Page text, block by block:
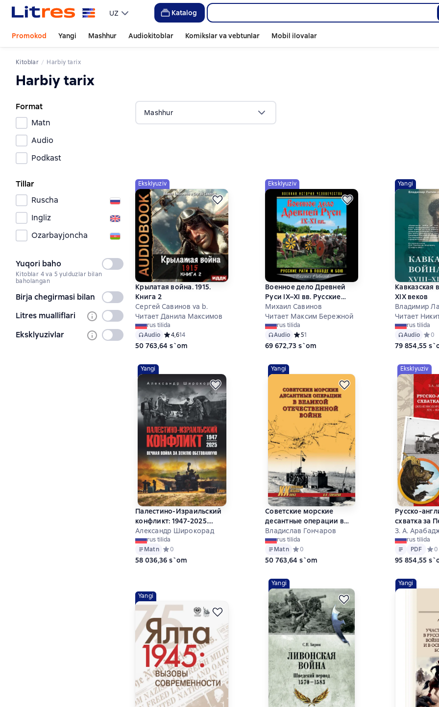
UZ Katalog
Promokod Yangi Mashhur Audiokitoblar Komikslar va vebtunlar Mobil ilovalar
Kitoblar Harbiy tarix
Harbiy tarix
Format
Matn
Audio
Podkast
Tillar
Ruscha
Ingliz
Ozarbayjoncha
Yuqori baho Tanlanmagan
Kitoblar 4 va 5 yulduzlar bilan
baholangan
Birja chegirmasi bilan
Tanlanmagan
Litres mualliflari
Tanlanmagan
Eksklyuzivlar
Tanlanmagan
Mashhur
Eksklyuziv
Крылатая война. 1915.
Книга 2
Сергей Савинов va b.
Читает Данила Максимов
rus tilida
Audio Средний рейтинг 4,6 на основе 14 оценок
4,614
50 763,64 s`om
Eksklyuziv
Военное дело Древней
Руси IX–XI вв. Русские
рати в походе и бою
Михаил Савинов
Читает Максим Бережной
rus tilida
Audio Средний рейтинг 5 на основе 1 оценок
51
69 672,73 s`om
Yangi
Кавказская
XIX веков
Владимир
Читает
rus tilida
Audio
0
79 854,55
Yangi
Палестино-Израильский
конфликт: 1947-2025.
Вечная война за землю
обетованную
Александр Широкорад
rus tilida
Matn Средний рейтинг 0 на основе 0 оценок
0
58 036,36 s`om
Yangi
Советские морские
десантные операции в
Великой Отечественной
войне
Владислав Гончаров
rus tilida
Matn Средний рейтинг 0 на основе 0 оценок
0
50 763,64 s`om
Eksklyuziv
Русско-
схватка за
концессии
вв.)
З. А.
rus tilida
Matn
PDF
PDF 0
95 854,55
Yangi
Yangi Yangi